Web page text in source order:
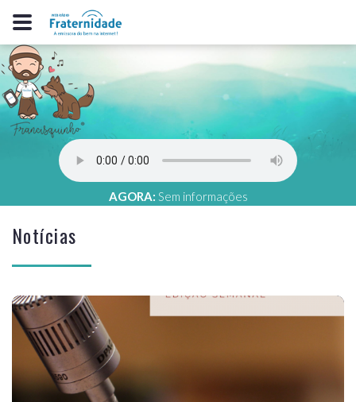
AGORA: Sem informações
Notícias